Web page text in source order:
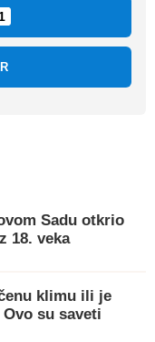
Sadu otkrio
18. veka
klimu ili je
su saveti